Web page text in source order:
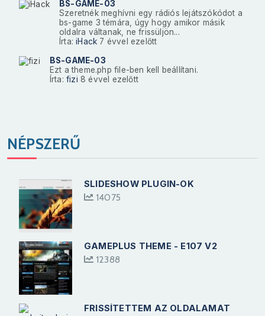
BS-GAME-03
Szeretnék meghívni egy rádiós lejátszókódot a
bs-game 3 témára, úgy hogy amikor másik
oldalra váltanak, ne frissüljön...
Írta:iHack 7 évvel ezelőtt
BS-GAME-03
Ezt a theme.php file-ben kell beállítani.
Írta:fizi 8 évvel ezelőtt
NÉPSZERŰ
SLIDESHOW PLUGIN-OK
14075
GAMEPLUS THEME - E107 V2
12388
FRISSÍTETTEM AZ OLDALAMAT